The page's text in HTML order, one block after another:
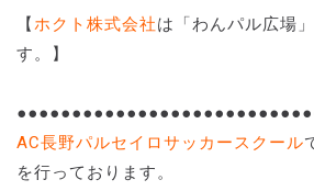
【ホクト株式会社は「わんパル広場
す。】
AC長野パルセイロサッカースクール
を行っております。